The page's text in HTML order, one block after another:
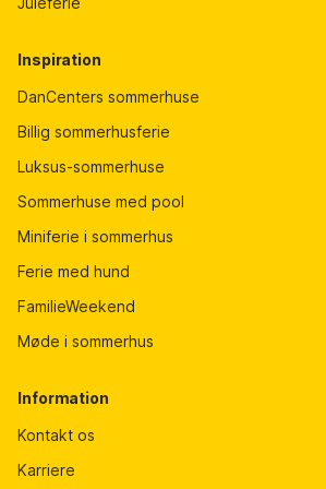
Inspiration
DanCenters sommerhuse
Billig sommerhusferie
Luksus-sommerhuse
Sommerhuse med pool
Miniferie i sommerhus
Ferie med hund
FamilieWeekend
Møde i sommerhus
Information
Kontakt os
Karriere